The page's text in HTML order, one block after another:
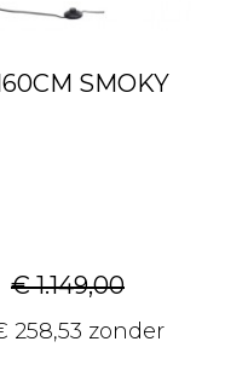
SMOKY
€ 1.149,00
zonder